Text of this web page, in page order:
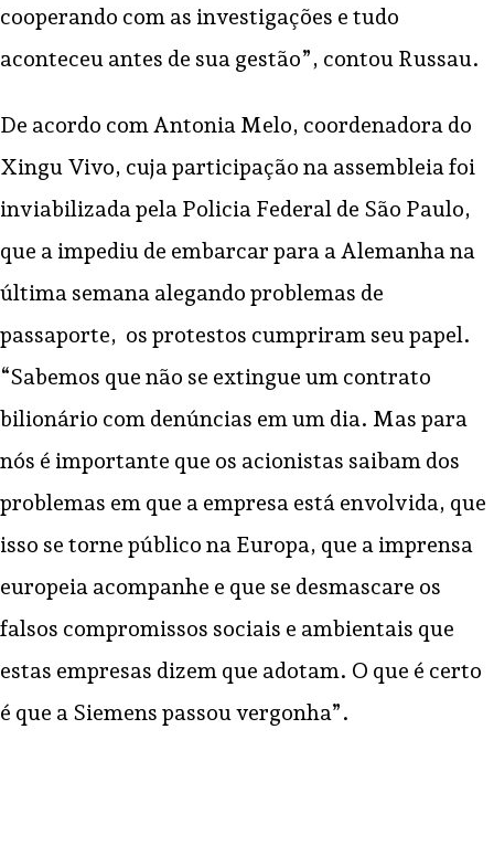
cooperando com as investigações e tudo
aconteceu antes de sua gestão”, contou Russau.
De acordo com Antonia Melo, coordenadora do
Xingu Vivo, cuja participação na assembleia foi
inviabilizada pela Policia Federal de São Paulo,
que a impediu de embarcar para a Alemanha na
última semana alegando problemas de
passaporte, os protestos cumpriram seu papel.
“Sabemos que não se extingue um contrato
bilionário com denúncias em um dia. Mas para
nós é importante que os acionistas saibam dos
problemas em que a empresa está envolvida, que
isso se torne público na Europa, que a imprensa
europeia acompanhe e que se desmascare os
falsos compromissos sociais e ambientais que
estas empresas dizem que adotam. O que é certo
é que a Siemens passou vergonha”.